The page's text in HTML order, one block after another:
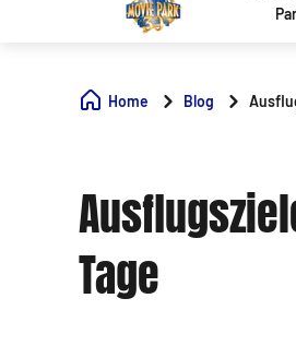
Home Blog
Tage